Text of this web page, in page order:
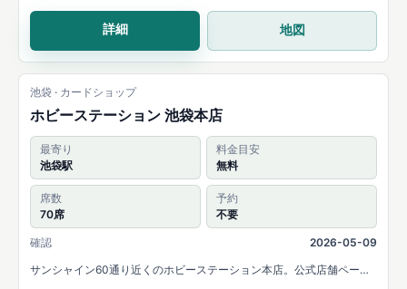
詳細 地図
池袋 · カードショップ
ホビーステーション 池袋本店
最寄り
池袋駅
料金目安
無料
席数
70席
予約
不要
確認
2026-05-09
サンシャイン60通り近くのホビーステーション本店。公式店舗ページ